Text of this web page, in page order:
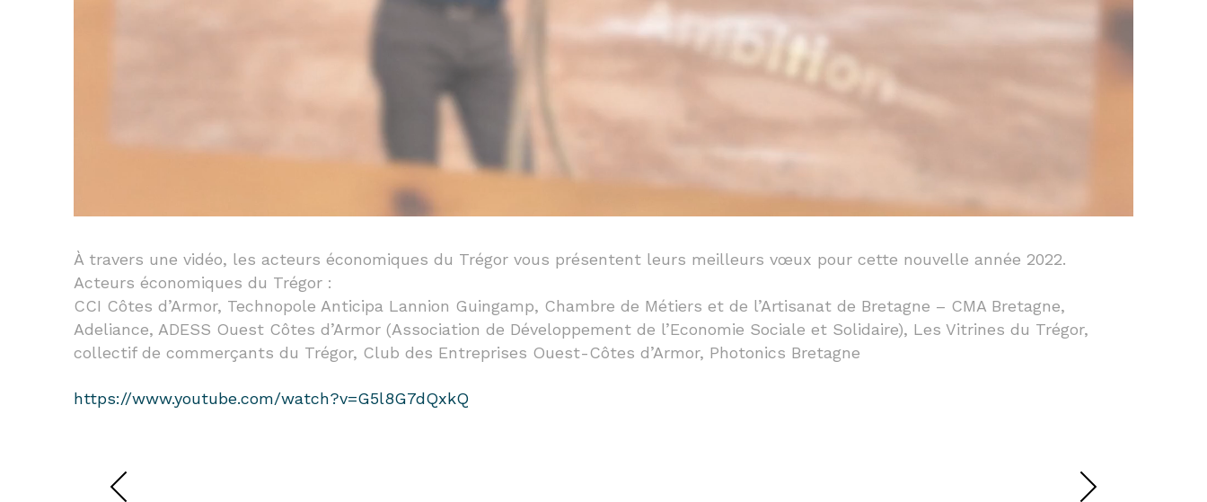
À travers une vidéo, les acteurs économiques du Trégor vous présentent leurs meilleurs vœux pour cette nouvelle année 2022.
Acteurs économiques du Trégor :
CCI Côtes d’Armor, Technopole Anticipa Lannion Guingamp, Chambre de Métiers et de l’Artisanat de Bretagne – CMA Bretagne,
Adeliance, ADESS Ouest Côtes d’Armor (Association de Développement de l’Economie Sociale et Solidaire), Les Vitrines du Trégor,
collectif de commerçants du Trégor, Club des Entreprises Ouest-Côtes d’Armor, Photonics Bretagne
https://www.youtube.com/watch?v=G5l8G7dQxkQ